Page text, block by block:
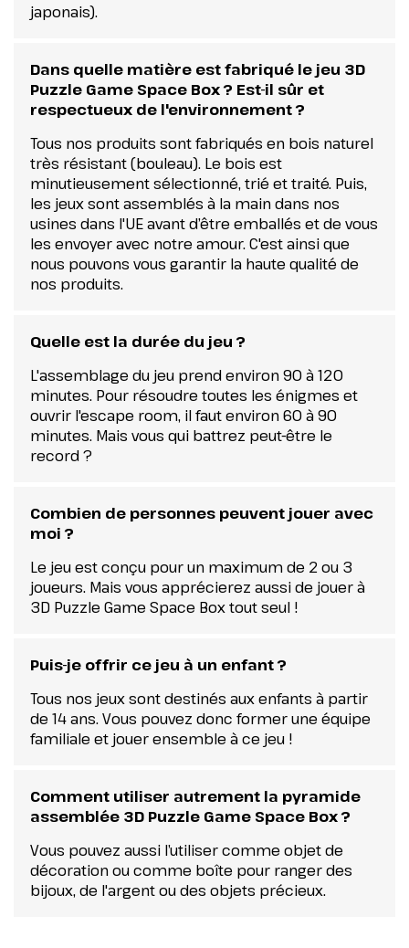
japonais).
Dans quelle matière est fabriqué le jeu 3D
Puzzle Game Space Box ? Est-il sûr et
respectueux de l'environnement ?
Tous nos produits sont fabriqués en bois naturel
très résistant (bouleau). Le bois est
minutieusement sélectionné, trié et traité. Puis,
les jeux sont assemblés à la main dans nos
usines dans l'UE avant d’être emballés et de vous
les envoyer avec notre amour. C'est ainsi que
nous pouvons vous garantir la haute qualité de
nos produits.
Quelle est la durée du jeu ?
L'assemblage du jeu prend environ 90 à 120
minutes. Pour résoudre toutes les énigmes et
ouvrir l'escape room, il faut environ 60 à 90
minutes. Mais vous qui battrez peut-être le
record ?
Combien de personnes peuvent jouer avec
moi ?
Le jeu est conçu pour un maximum de 2 ou 3
joueurs. Mais vous apprécierez aussi de jouer à
3D Puzzle Game Space Box tout seul !
Puis-je offrir ce jeu à un enfant ?
Tous nos jeux sont destinés aux enfants à partir
de 14 ans. Vous pouvez donc former une équipe
familiale et jouer ensemble à ce jeu !
Comment utiliser autrement la pyramide
assemblée 3D Puzzle Game Space Box ?
Vous pouvez aussi l’utiliser comme objet de
décoration ou comme boîte pour ranger des
bijoux, de l'argent ou des objets précieux.